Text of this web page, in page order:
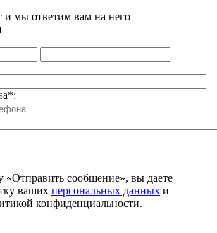
и мы ответим вам на него
*:
сообщение», вы даете
ваших персональных данных и
конфиденциальности.